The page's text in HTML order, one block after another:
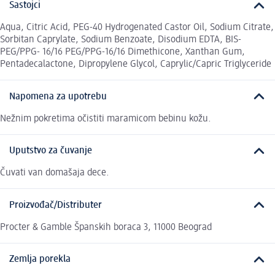
Sastojci
Aqua, Citric Acid, PEG-40 Hydrogenated Castor Oil, Sodium Citrate,
Sorbitan Caprylate, Sodium Benzoate, Disodium EDTA, BIS-
PEG/PPG- 16/16 PEG/PPG-16/16 Dimethicone, Xanthan Gum,
Pentadecalactone, Dipropylene Glycol, Caprylic/Capric Triglyceride
Napomena za upotrebu
Nežnim pokretima očistiti maramicom bebinu kožu.
Uputstvo za čuvanje
Čuvati van domašaja dece.
Proizvođač/Distributer
Procter & Gamble Španskih boraca 3, 11000 Beograd
Zemlja porekla